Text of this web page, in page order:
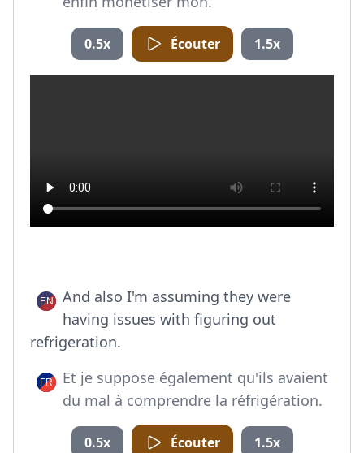
0.5x Écouter 1.5x
And also I'm assuming they were
having issues with figuring out
refrigeration.
Et je suppose également qu'ils avaient
du mal à comprendre la réfrigération.
0.5x Écouter 1.5x